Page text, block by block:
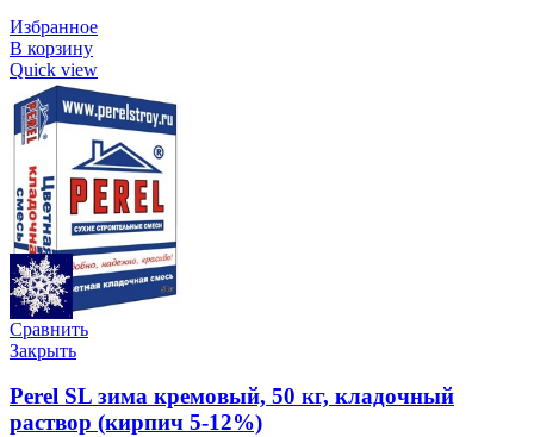
Избранное
В корзину
Quick view
Сравнить
Закрыть
Perel SL зима кремовый, 50 кг, кладочный
раствор (кирпич 5-12%)